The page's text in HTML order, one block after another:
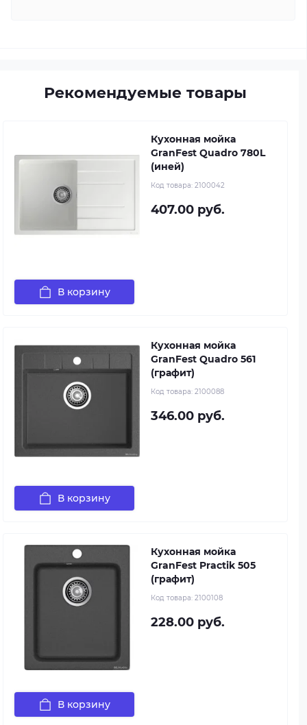
Рекомендуемые товары
Кухонная мойка
GranFest Quadro 780L
(иней)
Код товара: 2100042
407.00 руб.
В корзину
Кухонная мойка
GranFest Quadro 561
(графит)
Код товара: 2100088
346.00 руб.
В корзину
Кухонная мойка
GranFest Practik 505
(графит)
Код товара: 2100108
228.00 руб.
В корзину